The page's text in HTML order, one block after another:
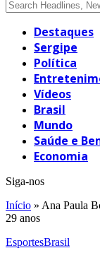
Destaques
Sergipe
Política
Vídeos
Brasil
Mundo
Saúde e
Economia
Siga-nos
Início » Ana Paula
29 anos
EsportesBrasil